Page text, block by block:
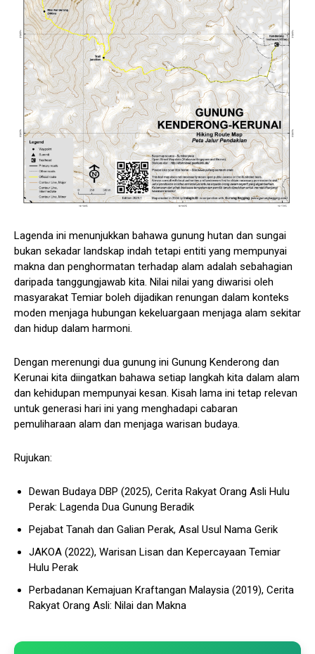
Lagenda ini menunjukkan bahawa gunung hutan dan sungai
bukan sekadar landskap indah tetapi entiti yang mempunyai
makna dan penghormatan terhadap alam adalah sebahagian
daripada tanggungjawab kita. Nilai nilai yang diwarisi oleh
masyarakat Temiar boleh dijadikan renungan dalam konteks
moden menjaga hubungan kekeluargaan menjaga alam sekitar
dan hidup dalam harmoni.
Dengan merenungi dua gunung ini Gunung Kenderong dan
Kerunai kita diingatkan bahawa setiap langkah kita dalam alam
dan kehidupan mempunyai kesan. Kisah lama ini tetap relevan
untuk generasi hari ini yang menghadapi cabaran
pemuliharaan alam dan menjaga warisan budaya.
Rujukan:
Dewan Budaya DBP (2025), Cerita Rakyat Orang Asli Hulu
Perak: Lagenda Dua Gunung Beradik
Pejabat Tanah dan Galian Perak, Asal Usul Nama Gerik
JAKOA (2022), Warisan Lisan dan Kepercayaan Temiar
Hulu Perak
Perbadanan Kemajuan Kraftangan Malaysia (2019), Cerita
Rakyat Orang Asli: Nilai dan Makna